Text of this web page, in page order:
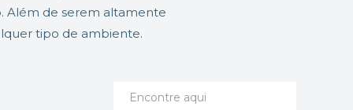
Além de serem altamente
tipo de ambiente.